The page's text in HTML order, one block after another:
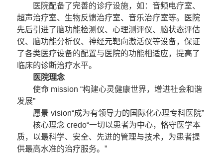
医院配备了完善的诊疗设施，如：音频电疗室、
超声治疗室、生物反馈治疗室、音乐治疗室等。医院
先后引进了脑功能检测仪、心理测评仪、脑状态评估
仪、脑功能分析仪、神经元靶向激活仪等设备，保证
了各类医疗设备的配置与医院的功能相适应，提高了
临床的诊断治疗水平。
医院理念
使命 mission “构建心灵健康世界，增进社会和谐
发展”
愿景 vision“成为有领导力的国际化心理专科医院”
核心理念 credo“一切以患者为中心，恪守医学本
质，以最科学、安全、先进的管理与技术，为患者提
供最高水准的治疗服务。”